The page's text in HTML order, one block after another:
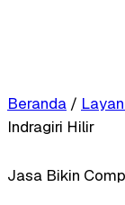
Beranda /
Indragiri Hilir
Jasa Bikin